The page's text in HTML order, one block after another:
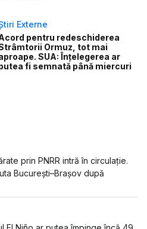
Externe
pentru redeschiderea
Ormuz, tot mai
SUA: Înțelegerea ar
fi semnată până miercuri
prin PNRR intră în circulație.
București–Brașov după